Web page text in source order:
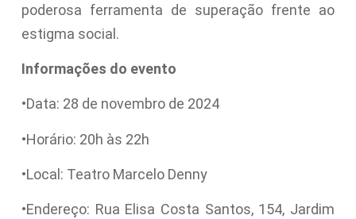
poderosa ferramenta de superação frente ao
estigma social.
Informações do evento
•Data: 28 de novembro de 2024
•Horário: 20h às 22h
•Local: Teatro Marcelo Denny
•Endereço: Rua Elisa Costa Santos, 154, Jardim